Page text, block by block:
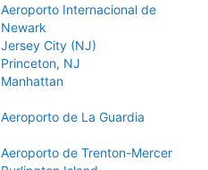
Aeroporto Internacional de
Newark
Jersey City (NJ)
Princeton, NJ
Manhattan
Aeroporto de La Guardia
Aeroporto de Trenton-Mercer